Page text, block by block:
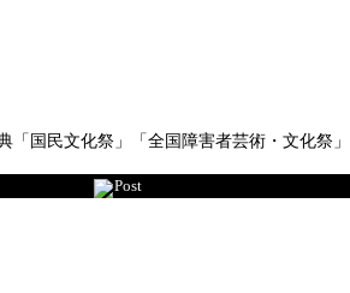
国民文化祭」「全国障害者芸術・文化祭
Post